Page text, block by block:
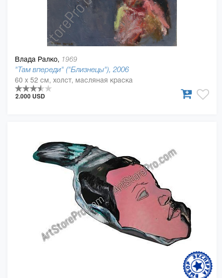
Влада Ралко, 1969
"Там впереди" ("Близнецы"), 2006
60 x 52 см, холст, масляная краска
2.000 USD